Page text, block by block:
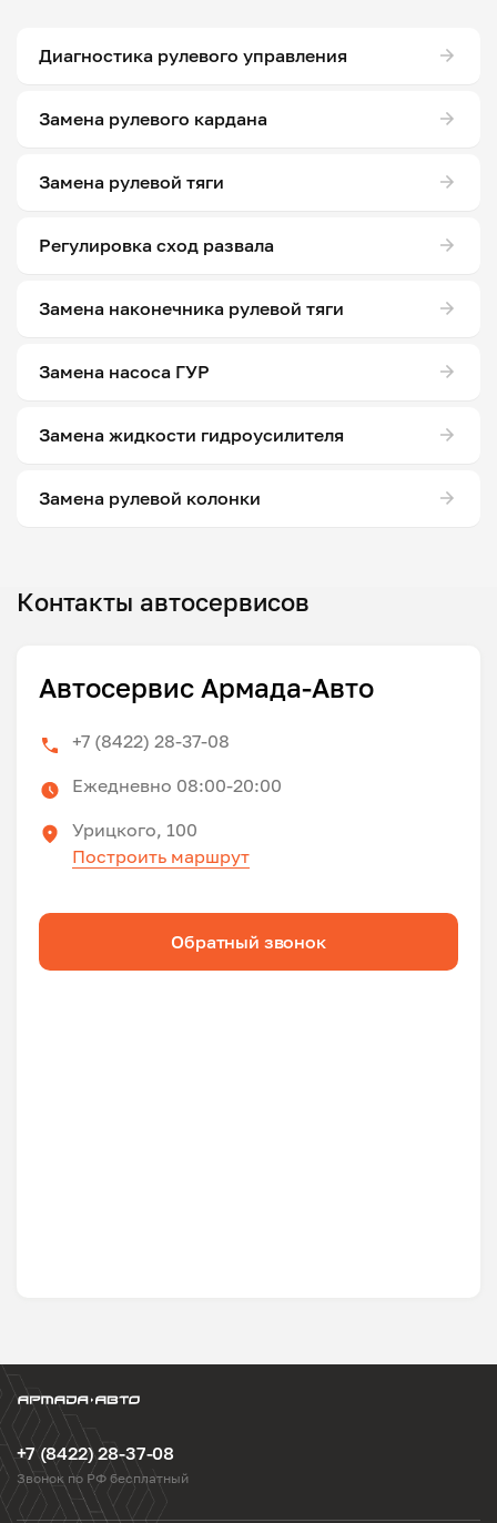
Диагностика рулевого управления
Замена рулевого кардана
Замена рулевой тяги
Регулировка сход развала
Замена наконечника рулевой тяги
Замена насоса ГУР
Замена жидкости гидроусилителя
Замена рулевой колонки
Контакты автосервисов
Автосервис Армада-Авто
+7 (8422) 28-37-08
Ежедневно 08:00-20:00
Урицкого, 100
Построить маршрут
Обратный звонок
+7 (8422) 28-37-08
Звонок по РФ бесплатный